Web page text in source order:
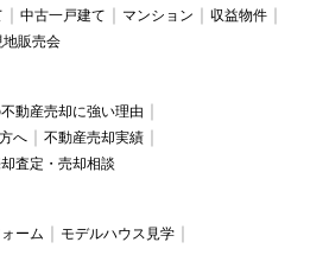
中古一戸建て マンション
収益物件
地販売会
動産売却に強い理由
へ
不動産売却実績
査定・売却相談
ーム
モデルハウス見学